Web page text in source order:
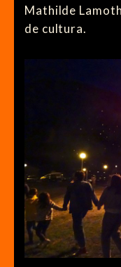
Mathilde
de cultura.